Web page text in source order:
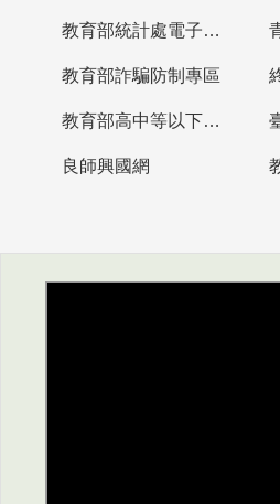
教育部統計處電子書櫃
教育部詐騙防制專區
教育部高中等以下學校及幼兒園教師資格檢定考試
良師興國網